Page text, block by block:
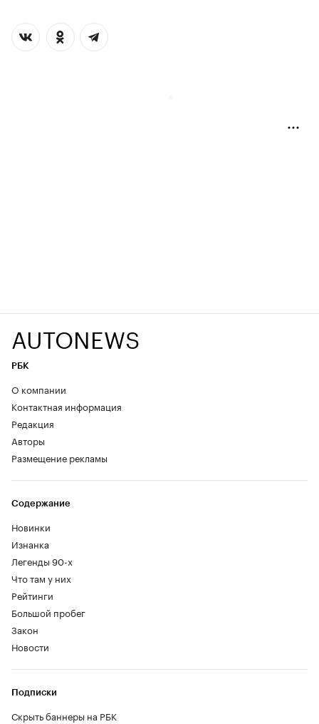
AUTONEWS
РБК
О компании
Контактная информация
Редакция
Авторы
Размещение рекламы
Содержание
Новинки
Изнанка
Легенды 90-х
Что там у них
Рейтинги
Большой пробег
Закон
Новости
Подписки
Скрыть баннеры на РБК